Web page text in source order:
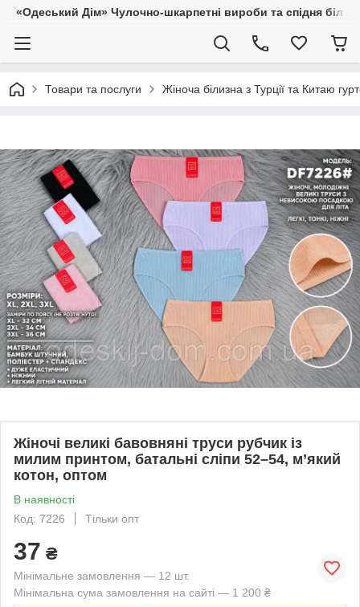
«Одеський Дім» Чулочно-шкарпетні вироби та спідня
Товари та послуги Жіноча білизна з Турції та Китаю
Жіночі великі бавовняні труси рубчик із
милим принтом, батальні сліпи 52–54, м’який
котон, оптом
В наявності
Код: 7226
Тільки опт
37 ₴
Мінімальне замовлення — 12 шт.
Мінімальна сума замовлення на сайті — 1 200 ₴